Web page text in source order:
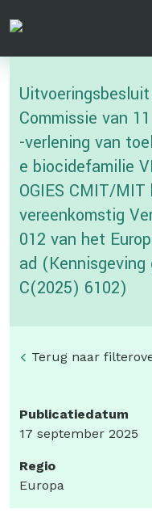
Commissie van
-verlening van
e biocidefamilie
OGIES CMIT/
vereenkomstig
012 van het
ad (Kennisgeving
C(2025) 6102)
Terug naar
Publicatiedatum
17 september 2025
Regio
Europa